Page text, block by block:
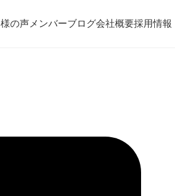
の声 メンバーブログ会社概要採用情報